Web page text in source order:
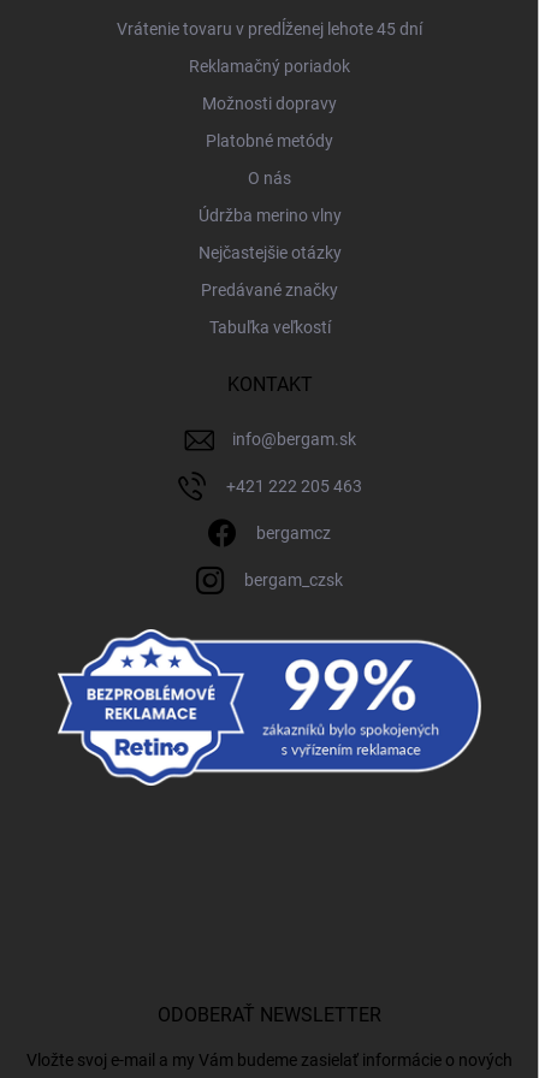
Vrátenie tovaru v predĺženej lehote 45 dní
Reklamačný poriadok
Možnosti dopravy
Platobné metódy
O nás
Údržba merino vlny
Nejčastejšie otázky
Predávané značky
Tabuľka veľkostí
KONTAKT
info@bergam.sk
+421 222 205 463
bergamcz
bergam_czsk
ODOBERAŤ NEWSLETTER
Vložte svoj e-mail a my Vám budeme zasielať informácie o nových